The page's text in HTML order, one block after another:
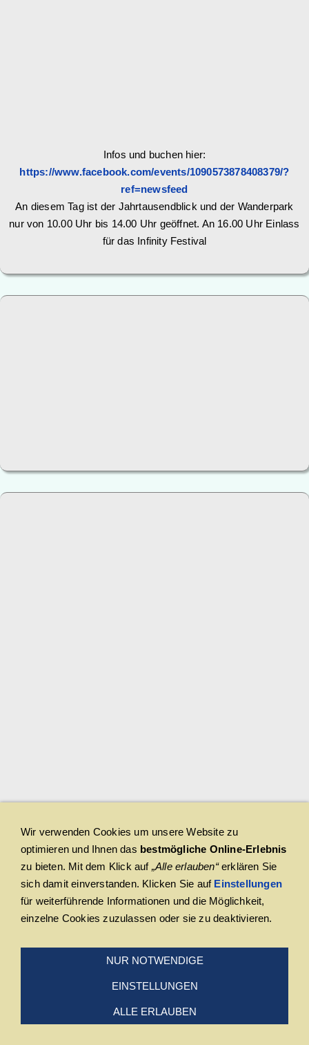
Infos und buchen hier:
https://www.facebook.com/events/1090573878408379/?
ref=newsfeed
An diesem Tag ist der Jahrtausendblick und der Wanderpark
nur von 10.00 Uhr bis 14.00 Uhr geöffnet. An 16.00 Uhr Einlass
für das Infinity Festival
Wir verwenden Cookies um unsere Website zu
optimieren und Ihnen das bestmögliche Online-Erlebnis
zu bieten. Mit dem Klick auf „Alle erlauben“erklären Sie
sich damit einverstanden. Klicken Sie auf Einstellungen
für weiterführende Informationen und die Möglichkeit,
einzelne Cookies zuzulassen oder sie zu deaktivieren.
NUR NOTWENDIGE
EINSTELLUNGEN
ALLE ERLAUBEN